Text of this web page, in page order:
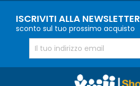
ISCRIVITI ALLA NEWSLETTER
sconto sul tuo prossimo acquisto